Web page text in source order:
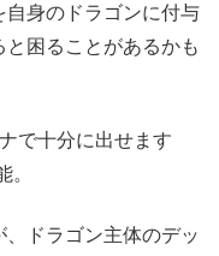
身のドラゴンに付与
困ることがあるかも
で十分に出せます
。
ドラゴン主体のデッ